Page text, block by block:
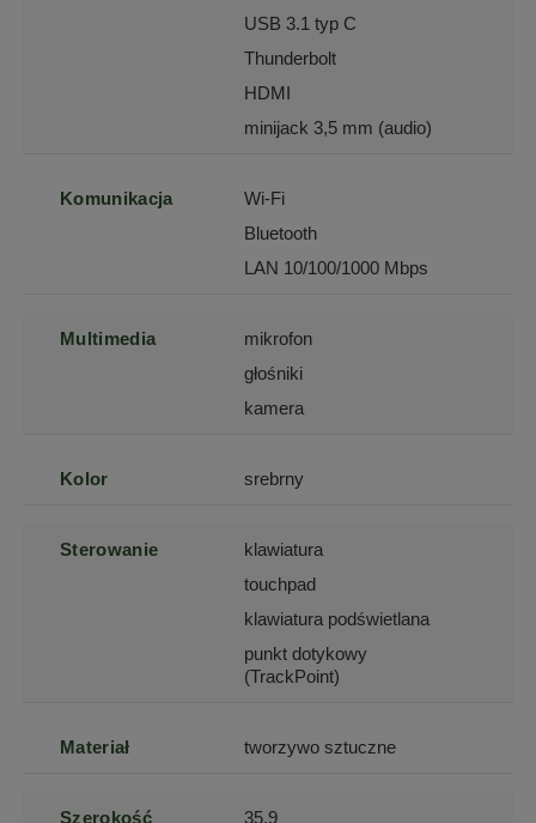
USB 3.1 typ C
Thunderbolt
HDMI
minijack 3,5 mm (audio)
Komunikacja
Wi-Fi
Bluetooth
LAN 10/100/1000 Mbps
Multimedia
mikrofon
głośniki
kamera
Kolor srebrny
Sterowanie
klawiatura
touchpad
klawiatura podświetlana
punkt dotykowy
(TrackPoint)
Materiał tworzywo sztuczne
Szerokość 35.9